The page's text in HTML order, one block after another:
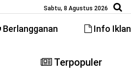
Sabtu, 8 Agustus 2026
Berlangganan Info Iklan
Terpopuler